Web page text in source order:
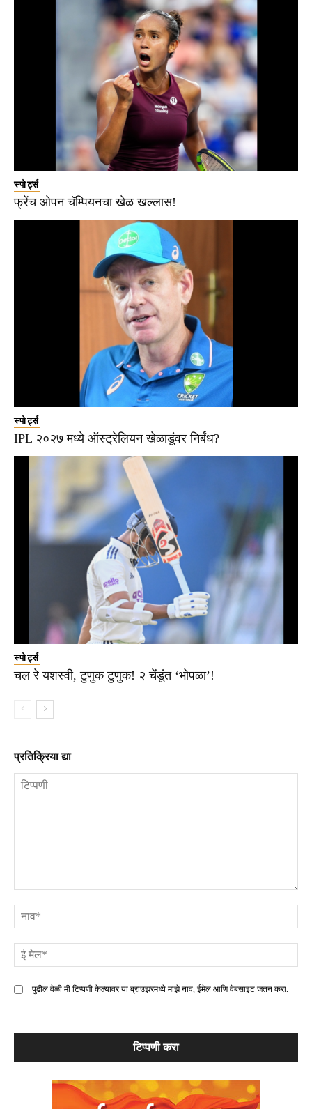
स्पोर्ट्स
फ्रेंच ओपन चॅम्पियनचा खेळ खल्लास!
स्पोर्ट्स
IPL २०२७ मध्ये ऑस्ट्रेलियन खेळाडूंवर निर्बंध?
स्पोर्ट्स
चल रे यशस्वी, टुणुक टुणुक! २ चेंडूंत ‘भोपळा’!
प्रतिक्रिया द्या
पुढील वेळी मी टिप्पणी केल्यावर या ब्राउझरमध्ये माझे नाव, ईमेल आणि वेबसाइट जतन करा.